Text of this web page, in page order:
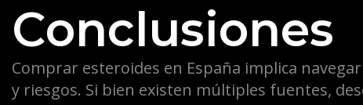
Conclusiones
Comprar esteroides en España implica
y riesgos. Si bien existen múltiples fuentes,